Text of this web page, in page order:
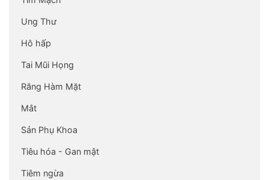
Ung Thư
Hô hấp
Tai Mũi Họng
Răng Hàm Mặt
Mắt
Sản Phụ Khoa
Tiêu hóa - Gan mật
Tiêm ngừa